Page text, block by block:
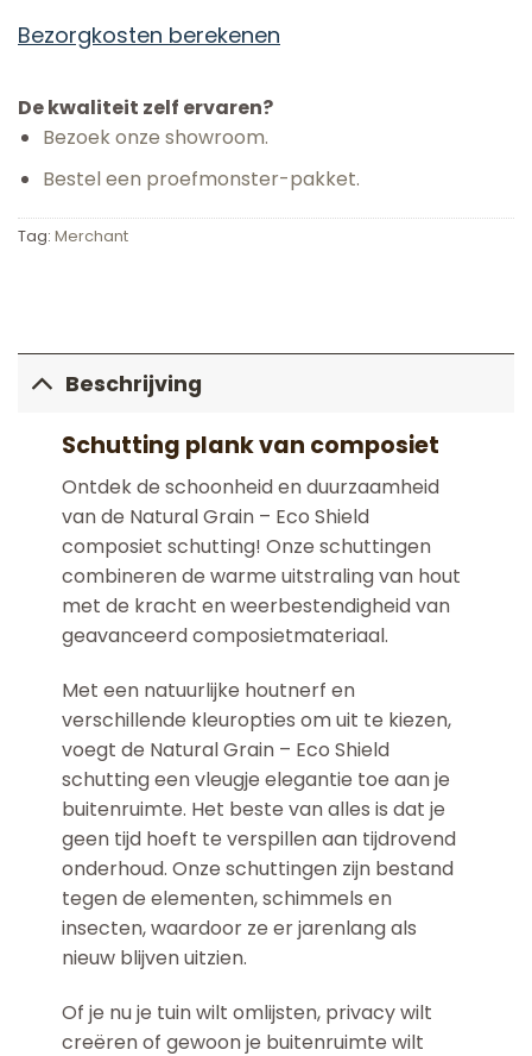
Bezorgkosten berekenen
De kwaliteit zelf ervaren?
Bezoek onze showroom.
Bestel een proefmonster-pakket.
Tag: Merchant
Beschrijving
Schutting plank van composiet
Ontdek de schoonheid en duurzaamheid
van de Natural Grain – Eco Shield
composiet schutting! Onze schuttingen
combineren de warme uitstraling van hout
met de kracht en weerbestendigheid van
geavanceerd composietmateriaal.
Met een natuurlijke houtnerf en
verschillende kleuropties om uit te kiezen,
voegt de Natural Grain – Eco Shield
schutting een vleugje elegantie toe aan je
buitenruimte. Het beste van alles is dat je
geen tijd hoeft te verspillen aan tijdrovend
onderhoud. Onze schuttingen zijn bestand
tegen de elementen, schimmels en
insecten, waardoor ze er jarenlang als
nieuw blijven uitzien.
Of je nu je tuin wilt omlijsten, privacy wilt
creëren of gewoon je buitenruimte wilt